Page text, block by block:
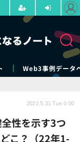
Web3事例データ
性を示す3つ
こ？（22年1-
2022.5.31 Tue 0:00